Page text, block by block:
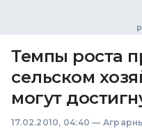
Темпы роста
сельском
могут
17.02.2010, 04:40 —